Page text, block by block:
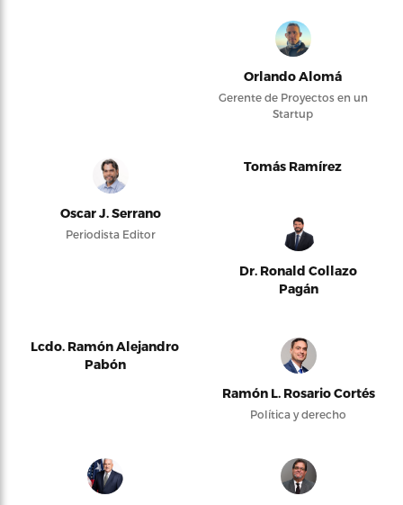
Orlando Alomá
Gerente de Proyectos en un
Startup
Oscar J. Serrano
Periodista Editor
Tomás Ramírez
Dr. Ronald Collazo
Pagán
Lcdo. Ramón Alejandro
Pabón
Ramón L. Rosario Cortés
Política y derecho